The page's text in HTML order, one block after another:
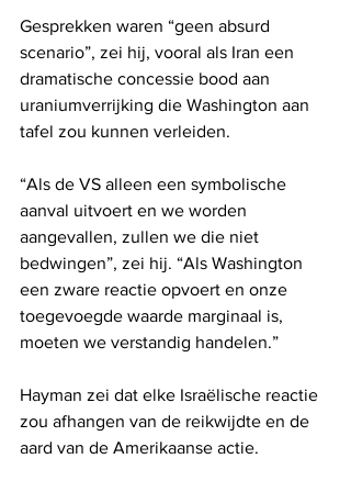
Gesprekken waren “geen absurd
scenario”, zei hij, vooral als Iran een
dramatische concessie bood aan
uraniumverrijking die Washington aan
tafel zou kunnen verleiden.
“Als de VS alleen een symbolische
aanval uitvoert en we worden
aangevallen, zullen we die niet
bedwingen”, zei hij. “Als Washington
een zware reactie opvoert en onze
toegevoegde waarde marginaal is,
moeten we verstandig handelen.”
Hayman zei dat elke Israëlische reactie
zou afhangen van de reikwijdte en de
aard van de Amerikaanse actie.